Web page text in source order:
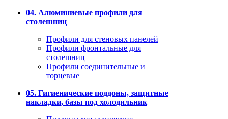
04. Алюминиевые профили для
столешниц
Профили для стеновых панелей
Профили фронтальные для
столешниц
Профили соединительные и
торцевые
05. Гигиенические поддоны, защитные
накладки, базы под холодильник